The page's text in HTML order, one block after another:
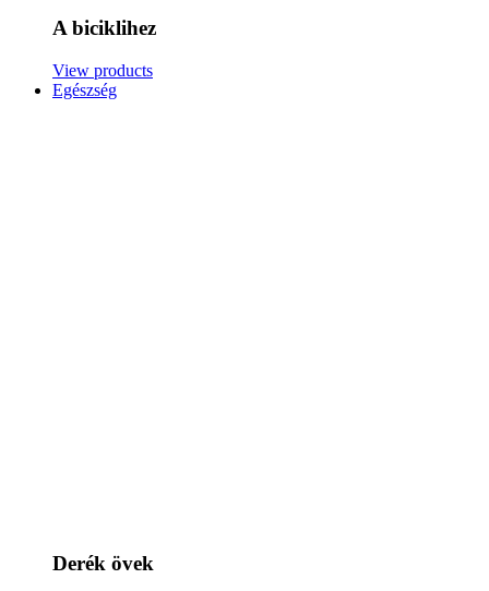
A biciklihez
View products
Egészség
Derék övek